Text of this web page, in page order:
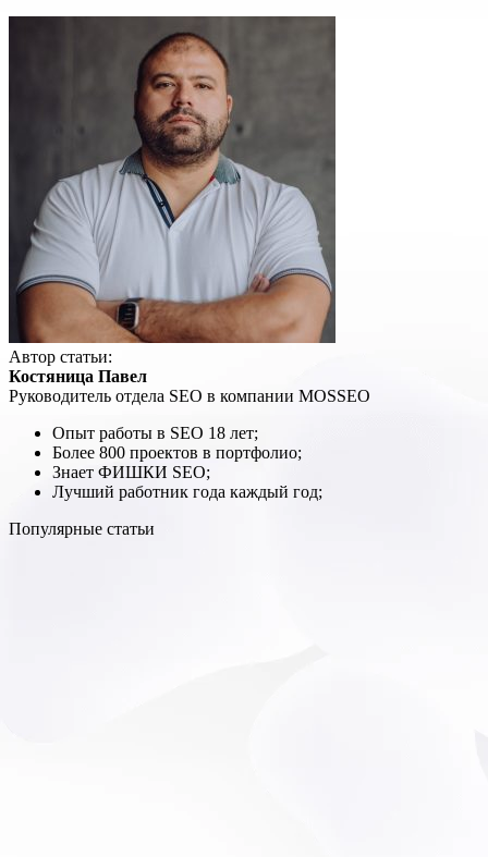
Автор статьи:
Костяница Павел
Руководитель отдела SEO в компании MOSSEO
Опыт работы в SEO 18 лет;
Более 800 проектов в портфолио;
Знает ФИШКИ SEO;
Лучший работник года каждый год;
Популярные статьи